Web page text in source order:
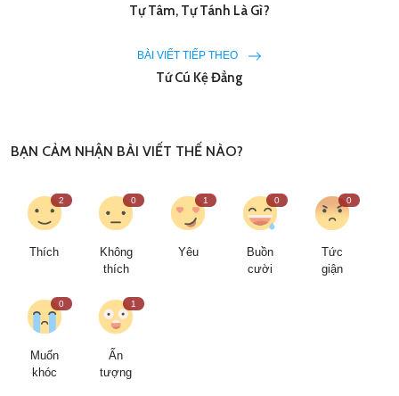
Tự Tâm, Tự Tánh Là Gì?
BÀI VIẾT TIẾP THEO
Tứ Cú Kệ Đẳng
BẠN CẢM NHẬN BÀI VIẾT THẾ NÀO?
2
Thích
0
Không
thích
1
Yêu
0
Buồn
cười
0
Tức
giận
0
Muốn
khóc
1
Ấn
tượng